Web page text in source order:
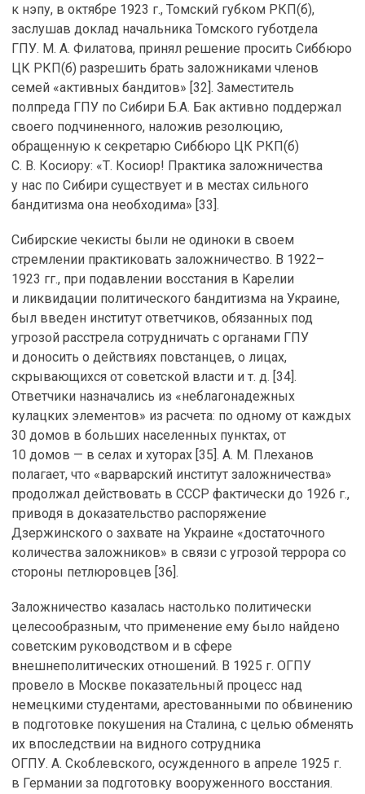
к нэпу, в октябре 1923 г., Томский губком РКП(б),
заслушав доклад начальника Томского губотдела
ГПУ. М. А. Филатова, принял решение просить Сиббюро
ЦК РКП(б) разрешить брать заложниками членов
семей «активных бандитов» [32]. Заместитель
полпреда ГПУ по Сибири Б.А. Бак активно поддержал
своего подчиненного, наложив резолюцию,
обращенную к секретарю Сиббюро ЦК РКП(б)
С. В. Косиору: «Т. Косиор! Практика заложничества
у нас по Сибири существует и в местах сильного
бандитизма она необходима» [33].
Сибирские чекисты были не одиноки в своем
стремлении практиковать заложничество. В 1922–
1923 гг., при подавлении восстания в Карелии
и ликвидации политического бандитизма на Украине,
был введен институт ответчиков, обязанных под
угрозой расстрела сотрудничать с органами ГПУ
и доносить о действиях повстанцев, о лицах,
скрывающихся от советской власти и т. д. [34].
Ответчики назначались из «неблагонадежных
кулацких элементов» из расчета: по одному от каждых
30 домов в больших населенных пунктах, от
10 домов — в селах и хуторах [35]. А. М. Плеханов
полагает, что «варварский институт заложничества»
продолжал действовать в СССР фактически до 1926 г.,
приводя в доказательство распоряжение
Дзержинского о захвате на Украине «достаточного
количества заложников» в связи с угрозой террора со
стороны петлюровцев [36].
Заложничество казалась настолько политически
целесообразным, что применение ему было найдено
советским руководством и в сфере
внешнеполитических отношений. В 1925 г. ОГПУ
провело в Москве показательный процесс над
немецкими студентами, арестованными по обвинению
в подготовке покушения на Сталина, с целью обменять
их впоследствии на видного сотрудника
ОГПУ. А. Скоблевского, осужденного в апреле 1925 г.
в Германии за подготовку вооруженного восстания.